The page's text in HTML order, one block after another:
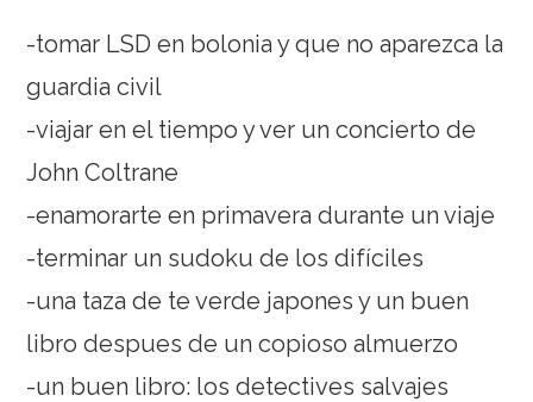
-tomar LSD en bolonia y que no aparezca la
guardia civil
-viajar en el tiempo y ver un concierto de
John Coltrane
-enamorarte en primavera durante un viaje
-terminar un sudoku de los difíciles
-una taza de te verde japones y un buen
libro despues de un copioso almuerzo
-un buen libro: los detectives salvajes